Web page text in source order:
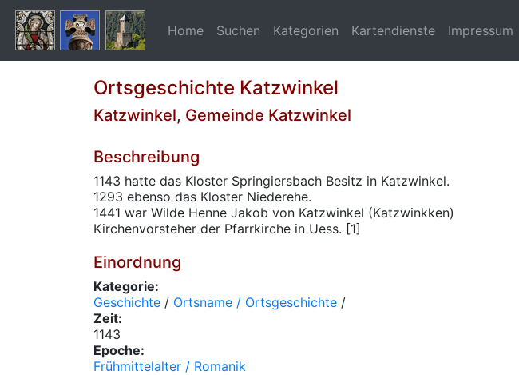
Home Suchen Kategorien Kartendienste Impressum
Ortsgeschichte Katzwinkel
Katzwinkel, Gemeinde Katzwinkel
Beschreibung
1143 hatte das Kloster Springiersbach Besitz in Katzwinkel.
1293 ebenso das Kloster Niederehe.
1441 war Wilde Henne Jakob von Katzwinkel (Katzwinkken)
Kirchenvorsteher der Pfarrkirche in Uess. [1]
Einordnung
Kategorie:
Geschichte / Ortsname / Ortsgeschichte /
Zeit:
1143
Epoche:
Frühmittelalter / Romanik